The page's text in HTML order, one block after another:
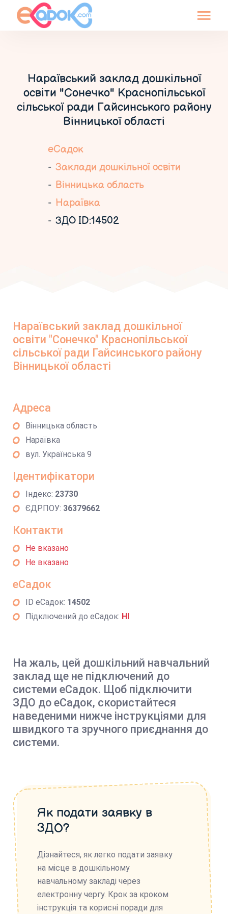
Нараївський заклад дошкільної
освіти "Сонечко" Краснопільської
сільської ради Гайсинського району
Вінницької області
еСадок
Заклади дошкільної освіти
Вінницька область
Нараївка
ЗДО ID:14502
Нараївський заклад дошкільної
освіти "Сонечко" Краснопільської
сільської ради Гайсинського району
Вінницької області
Адреса
Вінницька область
Нараївка
вул. Українська 9
Ідентифікатори
Індекс: 23730
ЄДРПОУ: 36379662
Контакти
Не вказано
Не вказано
еСадок
ID еСадок: 14502
Підключений до еСадок: НІ
На жаль, цей дошкільний навчальний
заклад ще не підключений до
системи еСадок. Щоб підключити
ЗДО до еСадок, скористайтеся
наведеними нижче інструкціями для
швидкого та зручного приєднання до
системи.
Як подати заявку в
ЗДО?
Дізнайтеся, як легко подати заявку
на місце в дошкільному
навчальному закладі через
електронну чергу. Крок за кроком
інструкція та корисні поради для